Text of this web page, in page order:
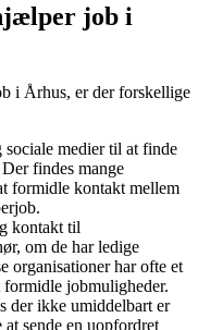
job i
i Århus, er der forskellige
medier til at finde
findes mange
formidle kontakt mellem
kontakt til
om de har ledige
organisationer har ofte et
jobmuligheder.
der ikke umiddelbart er
sende en uopfordret